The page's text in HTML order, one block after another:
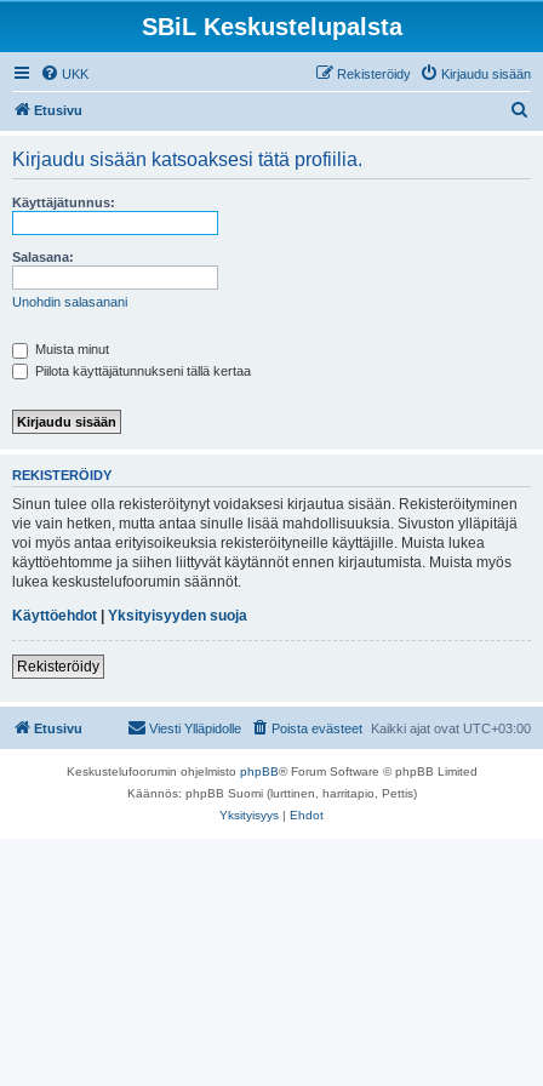
SBiL Keskustelupalsta
UKK Kirjaudu sisään
Rekisteröidy
Etusivu
Kirjaudu sisään katsoaksesi tätä profiilia.
Käyttäjätunnus:
Salasana:
Unohdin salasanani
Muista minut
Piilota käyttäjätunnukseni tällä kertaa
REKISTERÖIDY
Sinun tulee olla rekisteröitynyt voidaksesi kirjautua sisään. Rekisteröityminen
vie vain hetken, mutta antaa sinulle lisää mahdollisuuksia. Sivuston ylläpitäjä
voi myös antaa erityisoikeuksia rekisteröityneille käyttäjille. Muista lukea
käyttöehtomme ja siihen liittyvät käytännöt ennen kirjautumista. Muista myös
lukea keskustelufoorumin säännöt.
Käyttöehdot | Yksityisyyden suoja
Rekisteröidy
Etusivu Kaikki ajat ovat UTC+03:00
Poista evästeet
Viesti Ylläpidolle
Keskustelufoorumin ohjelmisto phpBB® Forum Software © phpBB Limited
Käännös: phpBB Suomi (lurttinen, harritapio, Pettis)
Yksityisyys | Ehdot